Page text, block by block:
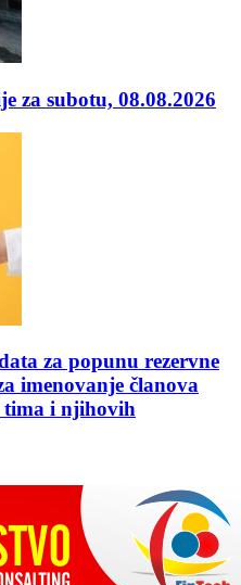
za subotu, 08.08.2026
za popunu rezervne
imenovanje članova
tima i njihovih